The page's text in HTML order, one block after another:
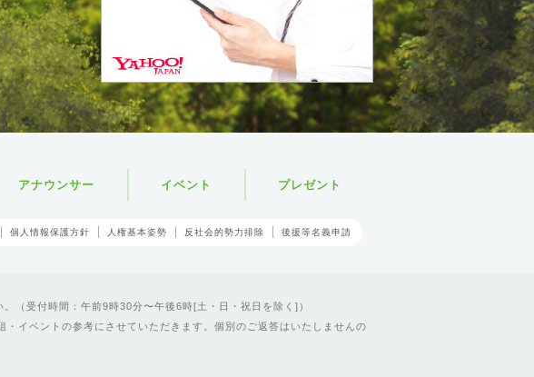
アナウンサー イベント プレゼント
個人情報保護方針 人権基本姿勢 反社会的勢力排除 後援等名義申請
（受付時間：午前9時30分〜午後6時[土・日・祝日を除く]）
イベントの参考にさせていただきます。個別のご返答はいたしませんの